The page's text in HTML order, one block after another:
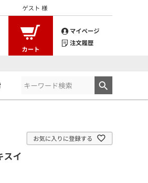
ゲスト 様
カート
マイページ
注文履歴
お気に入りに登録する
スイ